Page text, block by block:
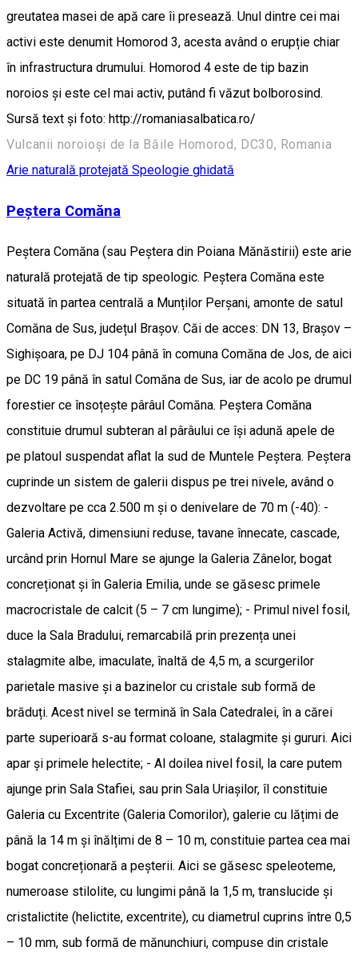
greutatea masei de apă care îi presează. Unul dintre cei mai
activi este denumit Homorod 3, acesta având o erupție chiar
în infrastructura drumului. Homorod 4 este de tip bazin
noroios și este cel mai activ, putând fi văzut bolborosind.
Sursă text și foto: http://romaniasalbatica.ro/
Vulcanii noroioși de la Băile Homorod, DC30, Romania
Arie naturală protejată Speologie ghidată
Peştera Comăna
Peștera Comăna (sau Peștera din Poiana Mănăstirii) este arie
naturală protejată de tip speologic. Peștera Comăna este
situată în partea centrală a Munților Perșani, amonte de satul
Comăna de Sus, județul Brașov. Căi de acces: DN 13, Brașov –
Sighișoara, pe DJ 104 până în comuna Comăna de Jos, de aici
pe DC 19 până în satul Comăna de Sus, iar de acolo pe drumul
forestier ce însoțește pârâul Comăna. Peștera Comăna
constituie drumul subteran al pârâului ce își adună apele de
pe platoul suspendat aflat la sud de Muntele Peștera. Peștera
cuprinde un sistem de galerii dispus pe trei nivele, având o
dezvoltare pe cca 2.500 m și o denivelare de 70 m (-40): -
Galeria Activă, dimensiuni reduse, tavane înnecate, cascade,
urcând prin Hornul Mare se ajunge la Galeria Zânelor, bogat
concreționat și în Galeria Emilia, unde se găsesc primele
macrocristale de calcit (5 – 7 cm lungime); - Primul nivel fosil,
duce la Sala Bradului, remarcabilă prin prezența unei
stalagmite albe, imaculate, înaltă de 4,5 m, a scurgerilor
parietale masive și a bazinelor cu cristale sub formă de
brăduți. Acest nivel se termină în Sala Catedralei, în a cărei
parte superioară s-au format coloane, stalagmite și gururi. Aici
apar și primele helectite; - Al doilea nivel fosil, la care putem
ajunge prin Sala Stafiei, sau prin Sala Uriașilor, îl constituie
Galeria cu Excentrite (Galeria Comorilor), galerie cu lățimi de
până la 14 m și înălțimi de 8 – 10 m, constituie partea cea mai
bogat concreționară a peșterii. Aici se găsesc speleoteme,
numeroase stilolite, cu lungimi până la 1,5 m, translucide și
cristalictite (helictite, excentrite), cu diametrul cuprins între 0,5
– 10 mm, sub formă de mănunchiuri, compuse din cristale